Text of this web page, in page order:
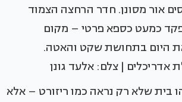
אור מסונן. חדר הרחצה הצמוד
כמעט כספא פרטי – מקום
היום בתחושת שקט והאטה.
אדריכלים | צלם: אלעד גונן
בית שלא רק נראה כמו ריזורט – אלא